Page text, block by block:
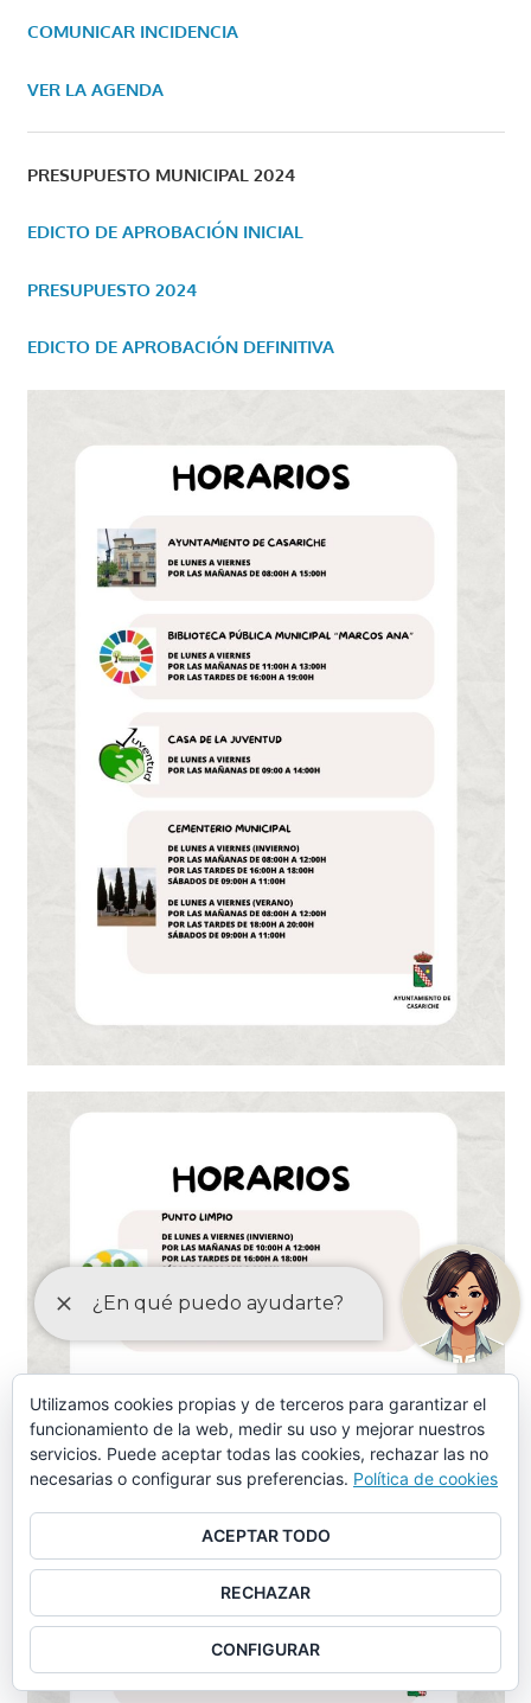
COMUNICAR INCIDENCIA
VER LA AGENDA
PRESUPUESTO MUNICIPAL 2024
EDICTO DE APROBACIÓN INICIAL
PRESUPUESTO 2024
EDICTO DE APROBACIÓN DEFINITIVA
Utilizamos cookies propias y de terceros para garantizar el
funcionamiento de la web, medir su uso y mejorar nuestros
servicios. Puede aceptar todas las cookies, rechazar las no
necesarias o configurar sus preferencias. Política de cookies
ACEPTAR TODO
RECHAZAR
CONFIGURAR